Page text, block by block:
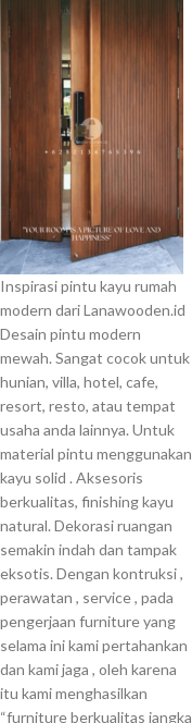
Inspirasi pintu kayu rumah
modern dari Lanawooden.id
Desain pintu modern
mewah. Sangat cocok untuk
hunian, villa, hotel, cafe,
resort, resto, atau tempat
usaha anda lainnya. Untuk
material pintu menggunakan
kayu solid . Aksesoris
berkualitas, finishing kayu
natural. Dekorasi ruangan
semakin indah dan tampak
eksotis. Dengan kontruksi ,
perawatan , service , pada
pengerjaan furniture yang
selama ini kami pertahankan
dan kami jaga , oleh karena
itu kami menghasilkan
“furniture berkualitas jangka